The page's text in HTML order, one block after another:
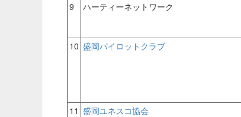
9
ハーティーネットワーク
10 盛岡パイロットクラブ
11 盛岡ユネスコ協会